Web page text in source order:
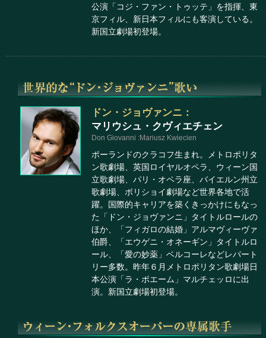
公演「コジ・ファン・トゥッテ」を指揮、東
京フィル、新日本フィルにも客演している。
新国立劇場初登場。
ドン・ジョヴァンニ：
マリウシュ・クヴィエチェン
Don Giovanni :Mariusz Kwiecien
ポーランドのクラコフ生まれ。メトロポリタ
ン歌劇場、英国ロイヤルオペラ、ウィーン国
立歌劇場、パリ・オペラ座、バイエルン州立
歌劇場、ボリショイ劇場など世界各地で活
躍。国際的キャリアを築くきっかけにもなっ
た「ドン・ジョヴァンニ」タイトルロールの
ほか、「フィガロの結婚」アルマヴィーヴァ
伯爵、「エウゲニ・オネーギン」タイトルロ
ール、「愛の妙薬」ベルコーレなどレパート
リー多数。昨年６月メトロポリタン歌劇場日
本公演「ラ・ボエーム」マルチェッロに出
演。新国立劇場初登場。